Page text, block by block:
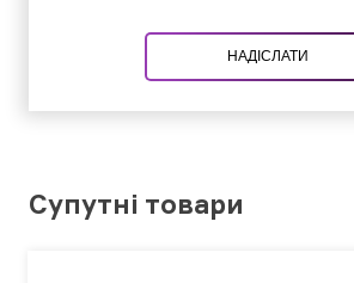
НАДІСЛАТИ
Супутні товари